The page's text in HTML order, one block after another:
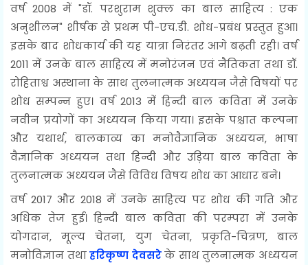
वर्ष 2008 में "डॉ. परशुराम शुक्ल का बाल साहित्य : एक
अनुशीलन" शीर्षक से प्रथम पी-एच.डी. शोध-प्रबंध प्रस्तुत हुआ।
इसके बाद शोधकार्य की यह यात्रा निरंतर आगे बढ़ती रही। वर्ष
2011 में उनके बाल साहित्य में मनोरंजन एवं नैतिकता तथा डॉ.
रोहिताश्व अस्थाना के साथ तुलनात्मक अध्ययन जैसे विषयों पर
शोध सम्पन्न हुए। वर्ष 2013 में हिन्दी बाल कविता में उनके
नवीन प्रयोगों का अध्ययन किया गया। इसके पश्चात कल्पना
और यथार्थ, बालकाव्य का मनोवैज्ञानिक अध्ययन, भाषा
वैज्ञानिक अध्ययन तथा हिन्दी और उड़िया बाल कविता के
तुलनात्मक अध्ययन जैसे विविध विषय शोध का आधार बने।
वर्ष 2017 और 2018 में उनके साहित्य पर शोध की गति और
अधिक तेज हुई। हिन्दी बाल कविता की परम्परा में उनके
योगदान, मूल्य चेतना, युग चेतना, प्रकृति-चित्रण, बाल
मनोविज्ञान तथाहरिकृष्ण देवसरेके साथ तुलनात्मक अध्ययन